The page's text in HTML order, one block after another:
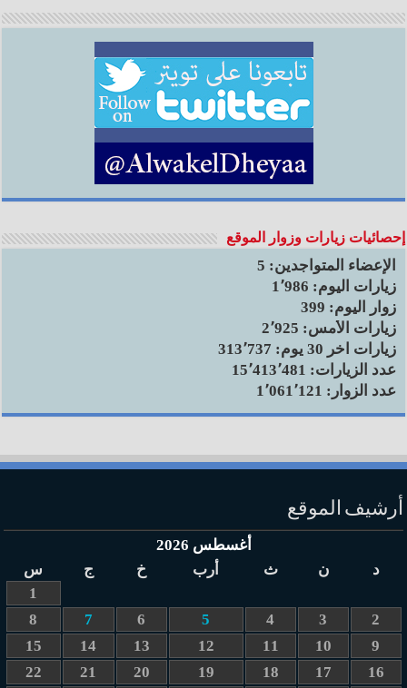
إحصائيات زيارات وزوار الموقع
الإعضاء المتواجدين: 5
زيارات اليوم: 1٬986
زوار اليوم: 399
زيارات الأمس: 2٬925
زيارات آخر 30 يوم:
313٬737
عدد الزيارات: 15٬413٬481
عدد الزوار: 1٬061٬121
أرشيف الموقع
أغسطس 2026
د
ن ث أرب خ ج
س
1
2
3
4
5
6
7
8
9
10
11
12
13
14
15
16
17
18
19
20
21
22